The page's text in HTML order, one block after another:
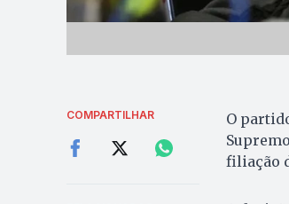
COMPARTILHAR
O
filiação